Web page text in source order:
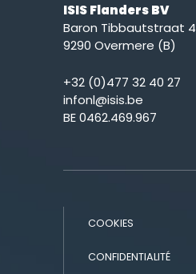
ISIS Flanders BV
Baron Tibbautstraat 4
9290 Overmere (B)
+32 (0)477 32 40 27
infonl@isis.be
BE 0462.469.967
COOKIES
CONFIDENTIALITÉ